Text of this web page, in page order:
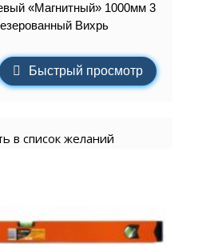
«Магнитный» 1000мм 3
Вихрь
Быстрый просмотр
в список желаний